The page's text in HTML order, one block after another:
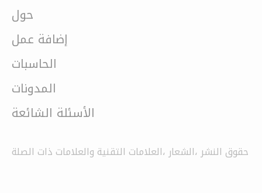
حول
إضافة عمل
الحاسبات
المدونات
الأسئلة الشائعة
حقوق النشر ،الشعار ،العلامات التقنية والعلامات ذات الصلة